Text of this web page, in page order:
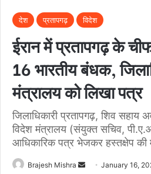
देश प्रतापगढ़ विदेश
ईरान में प्रतापगढ़ के
16 भारतीय बंधक,
मंत्रालय को लिखा पत्र
जिलाधिकारी प्रतापगढ़, शिव सहाय
विदेश मंत्रालय (संयुक्त सचिव,
आधिकारिक पत्र भेजकर हस्तक्षेप की
Brajesh Mishra
SendJanuary 16,